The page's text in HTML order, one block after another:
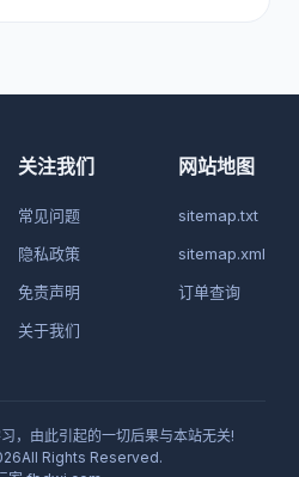
关注我们
常见问题
隐私政策
免责声明
关于我们
网站地图
sitemap.txt
sitemap.xml
订单查询
，由此引起的一切后果与本站无关!
Rights Reserved.